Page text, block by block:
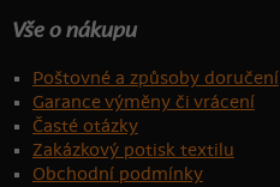
Vše o nákupu
Poštovné a způsoby doručení
Garance výměny či vrácení
Časté otázky
Zakázkový potisk textilu
Obchodní podmínky